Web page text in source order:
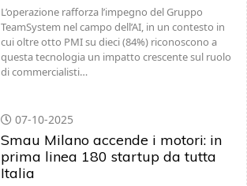
L’operazione rafforza l’impegno del Gruppo
TeamSystem nel campo dell’AI, in un contesto in
cui oltre otto PMI su dieci (84%) riconoscono a
questa tecnologia un impatto crescente sul ruolo
di commercialisti…
07-10-2025
Smau Milano accende i motori: in
prima linea 180 startup da tutta
Italia